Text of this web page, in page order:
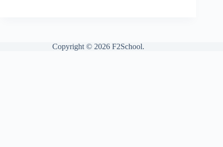
Copyright © 2026 F2School.